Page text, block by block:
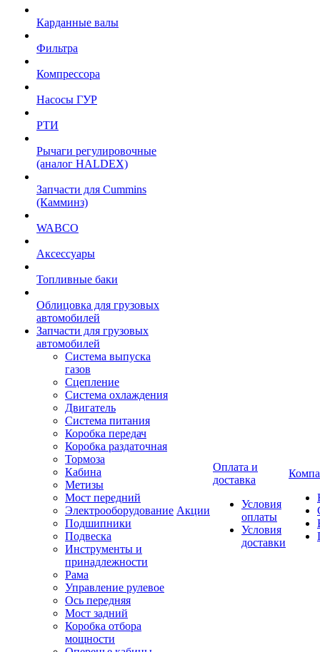
Карданные валы
Фильтра
Компрессора
Насосы ГУР
РТИ
Рычаги регулировочные
(аналог HALDEX)
Запчасти для Cummins
(Камминз)
WABCO
Аксессуары
Топливные баки
Облицовка для грузовых
автомобилей
Запчасти для грузовых
автомобилей
Система выпуска
газов
Сцепление
Система охлаждения
Двигатель
Система питания
Коробка передач
Коробка раздаточная
Тормоза
Кабина
Метизы
Мост передний
Электрооборудование
Подшипники
Подвеска
Инструменты и
принадлежности
Рама
Управление рулевое
Ось передняя
Мост задний
Коробка отбора
мощности
Акции
Оплата и
доставка
Условия
оплаты
Условия
доставки